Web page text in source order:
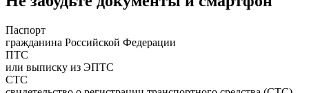
Паспорт
гражданина Российской Федерации
ПТС
или выписку из ЭПТС
СТС